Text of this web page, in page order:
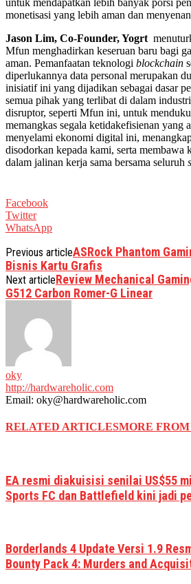
monetisasi yang lebih aman dan
Jason Lim, Co-Founder, Yogrt
Mfun menghadirkan keseruan baru bagi
aman. Pemanfaatan teknologi blockchain
diperlukannya data personal merupakan
inisiatif ini yang dijadikan sebagai dasar
semua pihak yang terlibat di dalam
disruptor, seperti Mfun ini, untuk
memangkas segala ketidakefisienan yang
menyelami ekonomi digital ini,
disodorkan kepada kami, serta membawa
dalam jalinan kerja sama bersama seluruh
Facebook
Twitter
WhatsApp
Previous articleASRock Phantom
Bisnis Kartu Grafis
Next articleReview Mechanical
G512 Carbon Romer-G Linear
oky
http://hardwareholic.com
Email: oky@hardwareholic.com
RELATED ARTICLESMORE
EA resmi diakuisisi senilai US$55
Sports FC dan Battlefield kini jadi
Borderlands 4 Update Versi 1.9
Bounty Pack 4: Murders and